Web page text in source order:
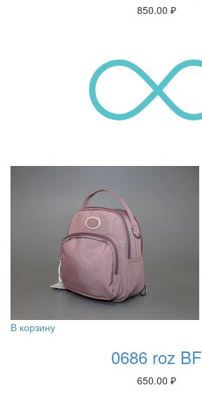
850.00 ₽
В корзину
0686 roz BF
650.00 ₽